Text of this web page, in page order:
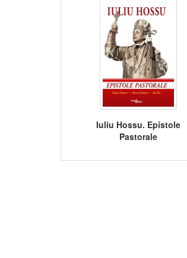
Iuliu Hossu. Epistole
Pastorale